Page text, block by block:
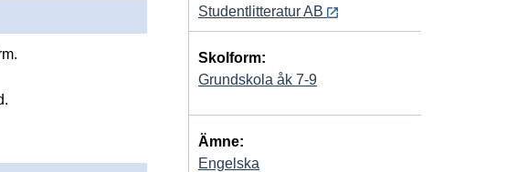
Studentlitteratur AB
Skolform:
Grundskola åk 7-9
Ämne:
Engelska